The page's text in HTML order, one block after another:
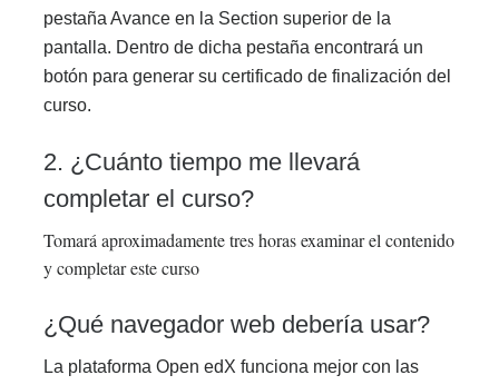
pestaña Avance en la Section superior de la
pantalla. Dentro de dicha pestaña encontrará un
botón para generar su certificado de finalización del
curso.
2. ¿Cuánto tiempo me llevará
completar el curso?
Tomará aproximadamente tres horas examinar el contenido
y completar este curso
¿Qué navegador web debería usar?
La plataforma Open edX funciona mejor con las